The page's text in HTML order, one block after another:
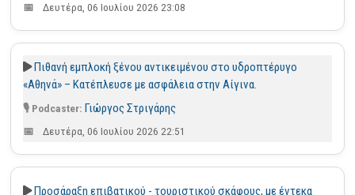
Δευτέρα, 06 Ιουλίου 2026 23:08
Πιθανή εμπλοκή ξένου αντικειμένου στο υδροπτέρυγο
«Αθηνά» – Κατέπλευσε με ασφάλεια στην Αίγινα.
Γιώργος Στριγάρης
Δευτέρα, 06 Ιουλίου 2026 22:51
Προσάραξη επιβατικού - τουριστικού σκάφους, με έντεκα